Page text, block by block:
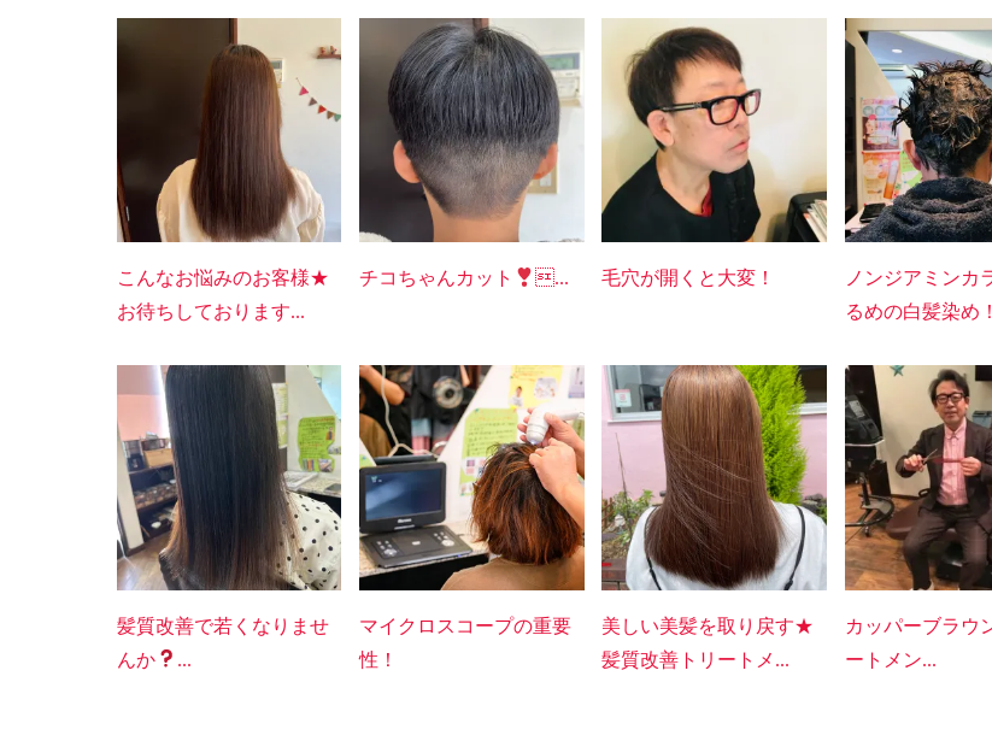
こんなお悩みのお客様★
お待ちしております...
チコちゃんカット ... 毛穴が開くと大変！
ノンジアミンカ
るめの白髪染め！
髪質改善で若くなりませ
んか
...
マイクロスコープの重要
性！
美しい美髪を取り戻す★
髪質改善トリートメ...
カッパーブラウ
ートメン...